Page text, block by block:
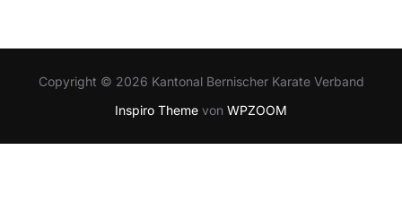
Copyright © 2026 Kantonal Bernischer Karate Verband
Inspiro Theme von WPZOOM